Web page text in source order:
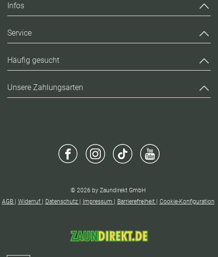
Infos
Service
Häufig gesucht
Unsere Zahlungsarten
© 2026 by Zaundirekt GmbH
AGB
Widerruf Datenschutz Impressum Barrierefreiheit Cookie-Konfiguration